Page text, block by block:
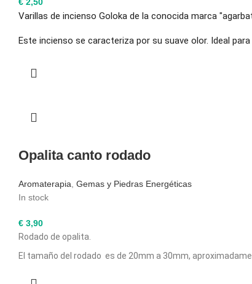
Varillas de incienso Goloka de la conocida marca
Este incienso se caracteriza por su suave olor. Ideal
Opalita canto rodado
Aromaterapia Gemas y Piedras Energéticas
In stock
€ 3,90
Rodado de opalita
El tamaño del rodado es de 20mm a 30mm,